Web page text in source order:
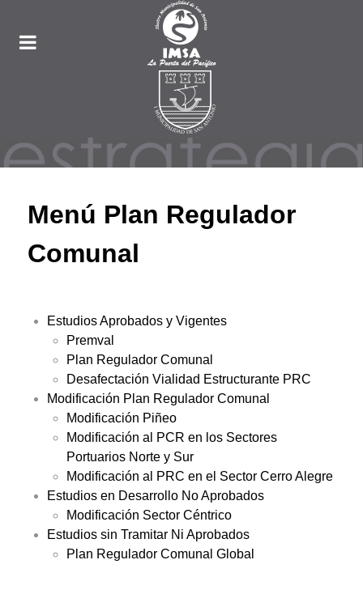
Menú Plan Regulador
Comunal
Estudios Aprobados y Vigentes
Premval
Plan Regulador Comunal
Desafectación Vialidad Estructurante PRC
Modificación Plan Regulador Comunal
Modificación Piñeo
Modificación al PCR en los Sectores
Portuarios Norte y Sur
Modificación al PRC en el Sector Cerro Alegre
Estudios en Desarrollo No Aprobados
Modificación Sector Céntrico
Estudios sin Tramitar Ni Aprobados
Plan Regulador Comunal Global